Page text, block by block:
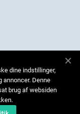
dine indstillinger,
Denne
brug af websiden